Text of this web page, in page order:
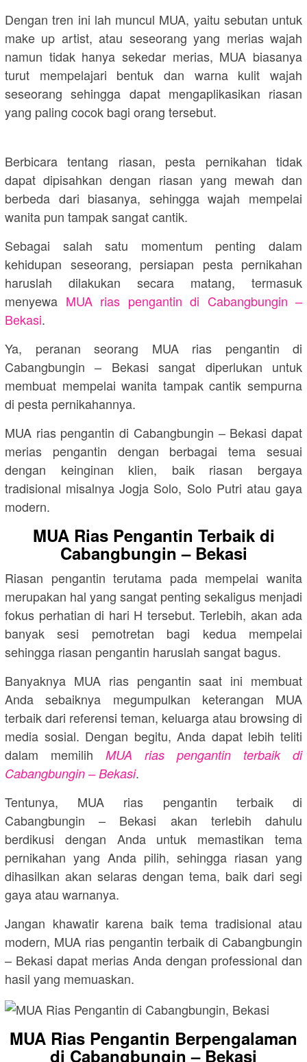
Dengan tren ini lah muncul MUA, yaitu sebutan untuk
make up artist, atau seseorang yang merias wajah
namun tidak hanya sekedar merias, MUA biasanya
turut mempelajari bentuk dan warna kulit wajah
seseorang sehingga dapat mengaplikasikan riasan
yang paling cocok bagi orang tersebut.
Berbicara tentang riasan, pesta pernikahan tidak
dapat dipisahkan dengan riasan yang mewah dan
berbeda dari biasanya, sehingga wajah mempelai
wanita pun tampak sangat cantik.
Sebagai salah satu momentum penting dalam
kehidupan seseorang, persiapan pesta pernikahan
haruslah dilakukan secara matang, termasuk
menyewa MUA rias pengantin di Cabangbungin –
Bekasi.
Ya, peranan seorang MUA rias pengantin di
Cabangbungin – Bekasi sangat diperlukan untuk
membuat mempelai wanita tampak cantik sempurna
di pesta pernikahannya.
MUA rias pengantin di Cabangbungin – Bekasi dapat
merias pengantin dengan berbagai tema sesuai
dengan keinginan klien, baik riasan bergaya
tradisional misalnya Jogja Solo, Solo Putri atau gaya
modern.
MUA Rias Pengantin Terbaik di
Cabangbungin – Bekasi
Riasan pengantin terutama pada mempelai wanita
merupakan hal yang sangat penting sekaligus menjadi
fokus perhatian di hari H tersebut. Terlebih, akan ada
banyak sesi pemotretan bagi kedua mempelai
sehingga riasan pengantin haruslah sangat bagus.
Banyaknya MUA rias pengantin saat ini membuat
Anda sebaiknya megumpulkan keterangan MUA
terbaik dari referensi teman, keluarga atau browsing di
media sosial. Dengan begitu, Anda dapat lebih teliti
dalam memilih MUA rias pengantin terbaik di
Cabangbungin – Bekasi.
Tentunya, MUA rias pengantin terbaik di
Cabangbungin – Bekasi akan terlebih dahulu
berdikusi dengan Anda untuk memastikan tema
pernikahan yang Anda pilih, sehingga riasan yang
dihasilkan akan selaras dengan tema, baik dari segi
gaya atau warnanya.
Jangan khawatir karena baik tema tradisional atau
modern, MUA rias pengantin terbaik di Cabangbungin
– Bekasi dapat merias Anda dengan professional dan
hasil yang memuaskan.
MUA Rias Pengantin Berpengalaman
di Cabangbungin – Bekasi